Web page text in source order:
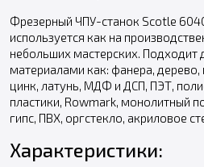
Фрезерный ЧПУ-станок Scotle
используется как на
небольших мастерских. Подходит
материалами как: фанера, дерево,
цинк, латунь, МДФ и ДСП, ПЭТ,
пластики, Rowmark, монолитный
гипс, ПВХ, оргстекло, акриловое
Характеристики: